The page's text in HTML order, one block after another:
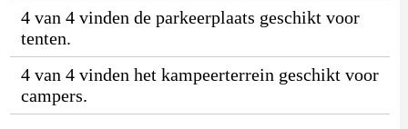
4 van 4 vinden de parkeerplaats geschikt voor
tenten.
4 van 4 vinden het kampeerterrein geschikt voor
campers.